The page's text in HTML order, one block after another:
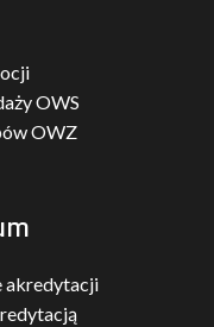
OWS
OWZ
akredytacji